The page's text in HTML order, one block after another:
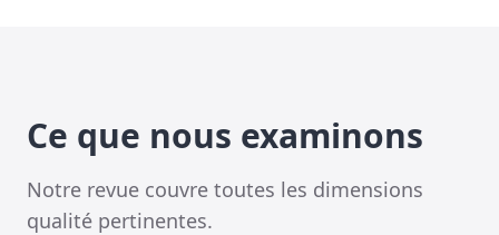
Ce que nous examinons
Notre revue couvre toutes les dimensions
qualité pertinentes.